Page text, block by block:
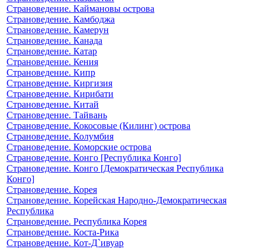
Страноведение. Каймановы острова
Страноведение. Камбоджа
Страноведение. Камерун
Страноведение. Канада
Страноведение. Катар
Страноведение. Кения
Страноведение. Кипр
Страноведение. Киргизия
Страноведение. Кирибати
Страноведение. Китай
Страноведение. Тайвань
Страноведение. Кокосовые (Килинг) острова
Страноведение. Колумбия
Страноведение. Коморские острова
Страноведение. Конго [Республика Конго]
Страноведение. Конго [Демократическая Республика
Конго]
Страноведение. Корея
Страноведение. Корейская Народно-Демократическая
Республика
Страноведение. Республика Корея
Страноведение. Коста-Рика
Страноведение. Кот-Д`ивуар